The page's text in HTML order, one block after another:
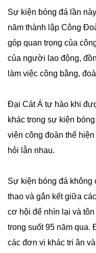
Sự kiện bóng đá lần
năm thành lập Công
góp quan trọng của
của người lao động,
làm việc công bằng,
Đại Cát Á tự hào khi
khác trong sự kiện
viên công đoàn thể
hỏi lẫn nhau.
Sự kiện bóng đá không
thao và gắn kết giữa
cơ hội để nhìn lại và
trong suốt 95 năm qua.
các đơn vị khác tri ân